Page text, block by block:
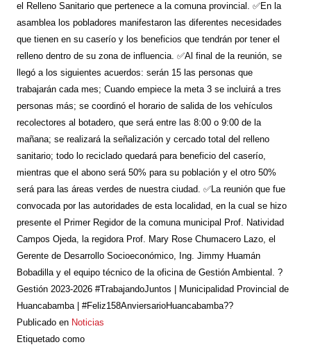
el Relleno Sanitario que pertenece a la comuna provincial. ✅En la
asamblea los pobladores manifestaron las diferentes necesidades
que tienen en su caserío y los beneficios que tendrán por tener el
relleno dentro de su zona de influencia. ✅Al final de la reunión, se
llegó a los siguientes acuerdos: serán 15 las personas que
trabajarán cada mes; Cuando empiece la meta 3 se incluirá a tres
personas más; se coordinó el horario de salida de los vehículos
recolectores al botadero, que será entre las 8:00 o 9:00 de la
mañana; se realizará la señalización y cercado total del relleno
sanitario; todo lo reciclado quedará para beneficio del caserío,
mientras que el abono será 50% para su población y el otro 50%
será para las áreas verdes de nuestra ciudad. ✅La reunión que fue
convocada por las autoridades de esta localidad, en la cual se hizo
presente el Primer Regidor de la comuna municipal Prof. Natividad
Campos Ojeda, la regidora Prof. Mary Rose Chumacero Lazo, el
Gerente de Desarrollo Socioeconómico, Ing. Jimmy Huamán
Bobadilla y el equipo técnico de la oficina de Gestión Ambiental. ?
Gestión 2023-2026 #TrabajandoJuntos | Municipalidad Provincial de
Huancabamba | #Feliz158AnviersarioHuancabamba??
Publicado en Noticias
Etiquetado como